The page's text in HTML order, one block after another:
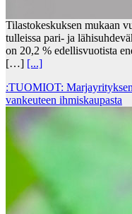
Tilastokeskuksen mukaan
tulleissa pari- ja
on 20,2 % edellisvuotista
[…] [...]
:TUOMIOT:
vankeuteen ihmiskaupasta